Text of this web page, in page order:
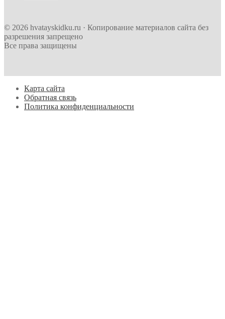
© 2026 hvatayskidku.ru · Копирование материалов сайта без
разрешения запрещено
Все права защищены
Карта сайта
Обратная связь
Политика конфиденциальности